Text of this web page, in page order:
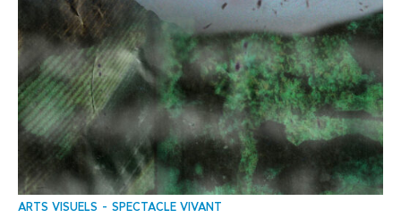
ARTS VISUELS SPECTACLE VIVANT